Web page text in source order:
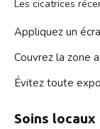
Les cicatrices
Appliquez un
Couvrez la zone
Évitez toute
Soins